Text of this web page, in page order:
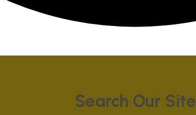
Search Our Site